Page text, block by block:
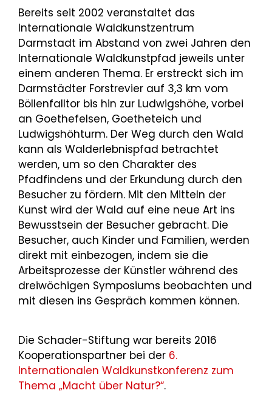
Bereits seit 2002 veranstaltet das
Internationale Waldkunstzentrum
Darmstadt im Abstand von zwei Jahren den
Internationale Waldkunstpfad jeweils unter
einem anderen Thema. Er erstreckt sich im
Darmstädter Forstrevier auf 3,3 km vom
Böllenfalltor bis hin zur Ludwigshöhe, vorbei
an Goethefelsen, Goetheteich und
Ludwigshöhturm. Der Weg durch den Wald
kann als Walderlebnispfad betrachtet
werden, um so den Charakter des
Pfadfindens und der Erkundung durch den
Besucher zu fördern. Mit den Mitteln der
Kunst wird der Wald auf eine neue Art ins
Bewusstsein der Besucher gebracht. Die
Besucher, auch Kinder und Familien, werden
direkt mit einbezogen, indem sie die
Arbeitsprozesse der Künstler während des
dreiwöchigen Symposiums beobachten und
mit diesen ins Gespräch kommen können.
Die Schader-Stiftung war bereits 2016
Kooperationspartner bei der 6.
Internationalen Waldkunstkonferenz zum
Thema „Macht über Natur?“.